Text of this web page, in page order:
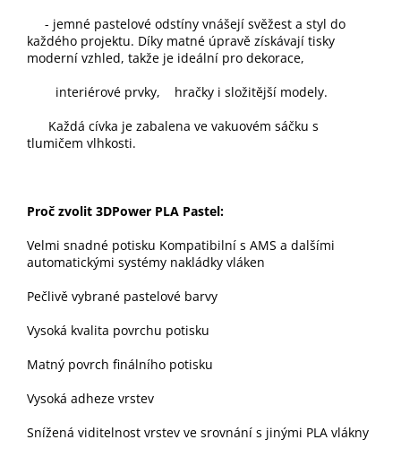
- jemné pastelové odstíny vnášejí svěžest a styl do
každého projektu. Díky matné úpravě získávají tisky
moderní vzhled, takže je ideální pro dekorace,
interiérové prvky, hračky i složitější modely.
Každá cívka je zabalena ve vakuovém sáčku s
tlumičem vlhkosti.
Proč zvolit 3DPower PLA Pastel:
Velmi snadné potisku Kompatibilní s AMS a dalšími
automatickými systémy nakládky vláken
Pečlivě vybrané pastelové barvy
Vysoká kvalita povrchu potisku
Matný povrch finálního potisku
Vysoká adheze vrstev
Snížená viditelnost vrstev ve srovnání s jinými PLA vlákny